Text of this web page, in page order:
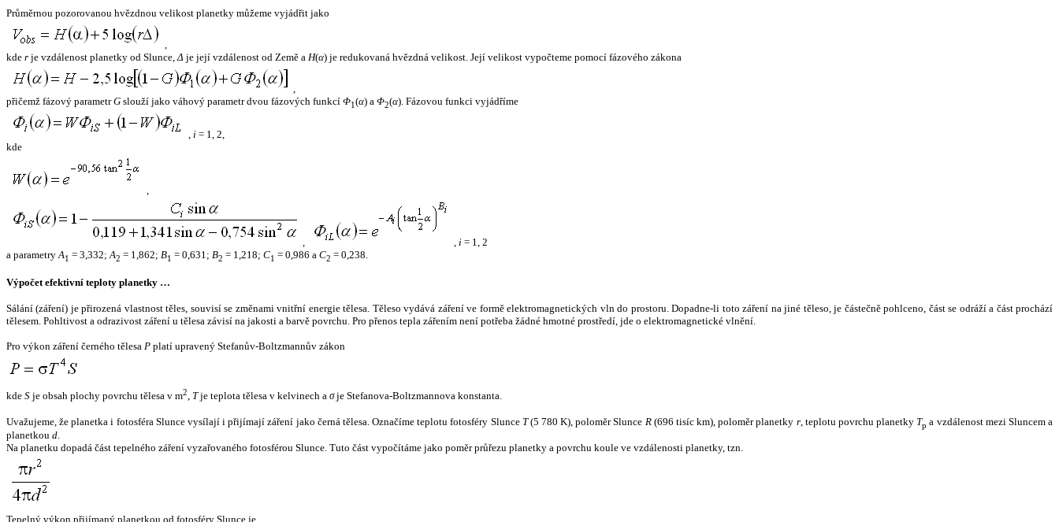
Průměrnou pozorovanou hvězdnou velikost planetky můžeme vyjádřit jako
,
kde r je vzdálenost planetky od Slunce,Δ je její vzdálenost od Země a H(α) je redukovaná hvězdná velikost. Její velikost vypočteme pomocí fázového zákona
,
přičemž fázový parametrG slouží jako váhový parametr dvou fázových funkcí Φ1(α) a Φ2(α). Fázovou funkci vyjádříme
, i = 1, 2,
kde
,
, , i = 1, 2
a parametryA1 = 3,332;A2 = 1,862; B1 = 0,631; B2 = 1,218; C1 = 0,986 a C2 = 0,238.
Výpočet efektivní teploty planetky …
Sálání (záření) je přirozená vlastnost těles, souvisí se změnami vnitřní energie tělesa. Těleso vydává záření ve formě elektromagnetických vln do prostoru. Dopadne-li toto záření na jiné těleso, je částečně pohlceno, část se odráží a část prochází
tělesem. Pohltivost a odrazivost záření u tělesa závisí na jakosti a barvě povrchu. Pro přenos tepla zářením není potřeba žádné hmotné prostředí, jde o elektromagnetické vlnění.
Pro výkon záření černého tělesa P platí upravený Stefanův-Boltzmannův zákon
kde S je obsah plochy povrchu tělesa v m2, Tje teplota tělesa v kelvinech a σje Stefanova-Boltzmannova konstanta.
Uvažujeme, že planetka i fotosféra Slunce vysílají i přijímají záření jako černá tělesa. Označíme teplotu fotosféry Slunce T(5 780 K), poloměr Slunce R(696 tisíc km), poloměr planetky r, teplotu povrchu planetky Tp a vzdálenost mezi Sluncem a
planetkou d.
Na planetku dopadá část tepelného záření vyzařovaného fotosférou Slunce. Tuto část vypočítáme jako poměr průřezu planetky a povrchu koule ve vzdálenosti planetky, tzn.
Tepelný výkon přijímaný planetkou od fotosféry Slunce je